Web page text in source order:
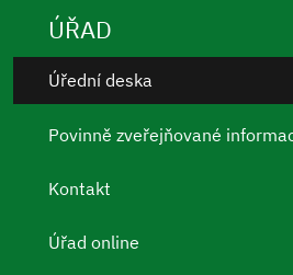
ÚŘAD
Úřední deska
Povinně zveřejňované
Kontakt
Úřad online